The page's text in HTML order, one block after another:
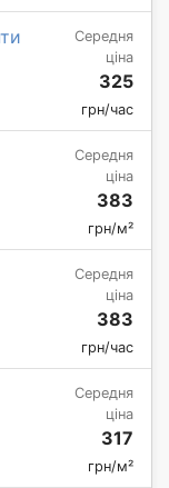
Середня
ціна
325
грн/час
Середня
ціна
383
грн/м²
Середня
ціна
383
грн/час
Середня
ціна
317
грн/м²